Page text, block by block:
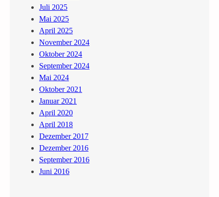
Juli 2025
Mai 2025
April 2025
November 2024
Oktober 2024
September 2024
Mai 2024
Oktober 2021
Januar 2021
April 2020
April 2018
Dezember 2017
Dezember 2016
September 2016
Juni 2016